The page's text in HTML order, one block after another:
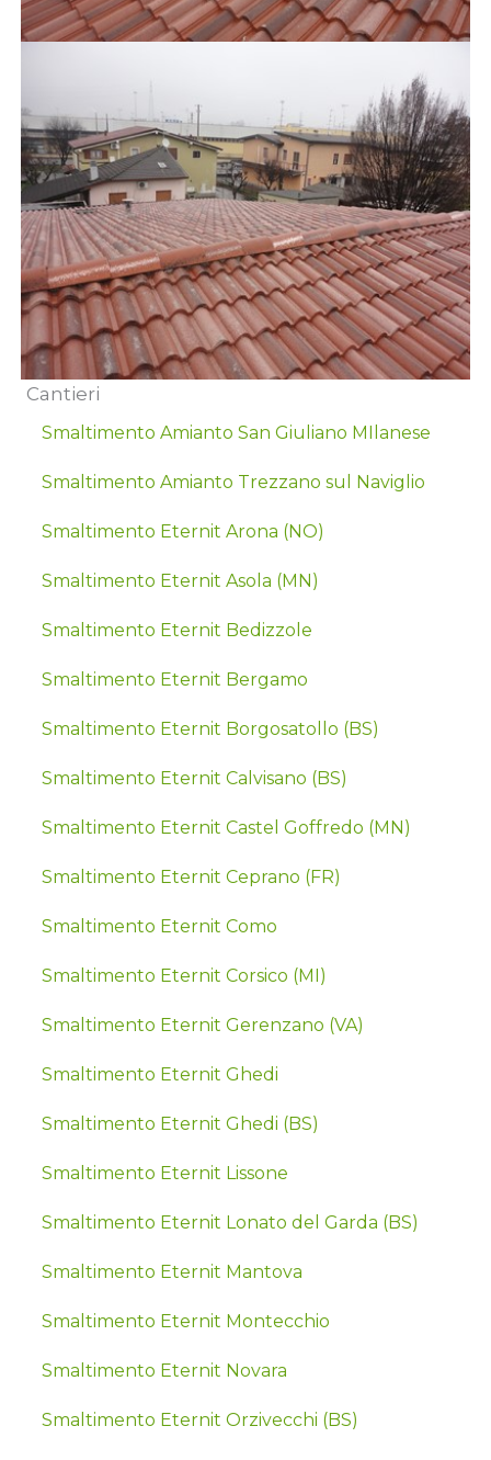
Cantieri
Smaltimento Amianto San Giuliano MIlanese
Smaltimento Amianto Trezzano sul Naviglio
Smaltimento Eternit Arona (NO)
Smaltimento Eternit Asola (MN)
Smaltimento Eternit Bedizzole
Smaltimento Eternit Bergamo
Smaltimento Eternit Borgosatollo (BS)
Smaltimento Eternit Calvisano (BS)
Smaltimento Eternit Castel Goffredo (MN)
Smaltimento Eternit Ceprano (FR)
Smaltimento Eternit Como
Smaltimento Eternit Corsico (MI)
Smaltimento Eternit Gerenzano (VA)
Smaltimento Eternit Ghedi
Smaltimento Eternit Ghedi (BS)
Smaltimento Eternit Lissone
Smaltimento Eternit Lonato del Garda (BS)
Smaltimento Eternit Mantova
Smaltimento Eternit Montecchio
Smaltimento Eternit Novara
Smaltimento Eternit Orzivecchi (BS)